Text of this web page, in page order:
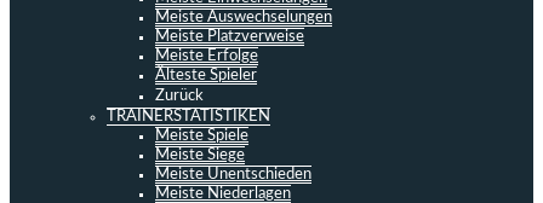
Meiste Auswechselungen
Meiste Platzverweise
Meiste Erfolge
Älteste Spieler
Zurück
TRAINERSTATISTIKEN
Meiste Spiele
Meiste Siege
Meiste Unentschieden
Meiste Niederlagen